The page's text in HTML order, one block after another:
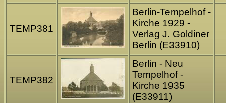
TEMP381
Berlin-Tempelhof -
Kirche 1929 -
Verlag J. Goldiner
Berlin (E33910)
TEMP382
Berlin - Neu
Tempelhof -
Kirche 1935
(E33911)